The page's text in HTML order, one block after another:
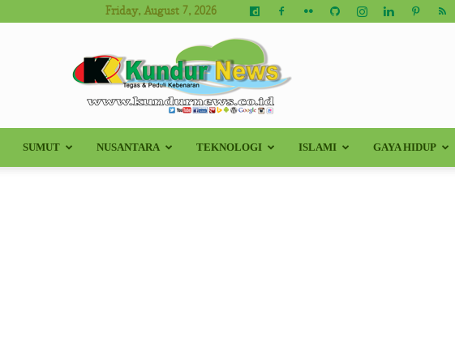
Friday, August 7, 2026
Kundur
SUMUT NUSANTARA TEKNOLOGI ISLAMI GAYA HIDUP